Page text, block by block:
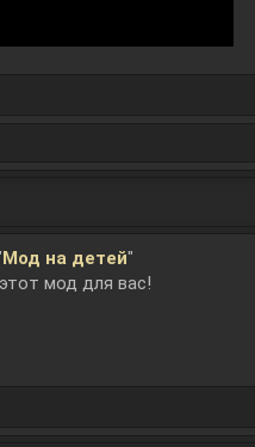
Мод на детей"
мод для вас!